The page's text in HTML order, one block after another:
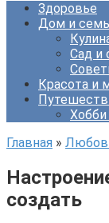
Здоровье
Дом и
Сад и
Красота и
Главная »
создать